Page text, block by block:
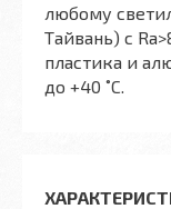
любому
Тайвань) с
пластика и
до +40 ˚С.